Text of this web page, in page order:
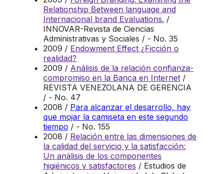
Relationship Between language and
Internacional brand Evaluations. /
INNOVAR-Revista de Ciencias
Administrativas y Sociales / - No. 35
2009 / Endowment Effect ¿Ficción o
realidad?
2009 / Análisis de la relación confianza-
compromiso en la Banca en Internet /
REVISTA VENEZOLANA DE GERENCIA
/ - No. 47
2008 / Para alcanzar el desarrollo, hay
que mojar la camiseta en este segundo
tiempo / - No. 155
2008 / Relación entre las dimensiones de
la calidad del servicio y la satisfacción:
Un análisis de los componentes
higiénicos y satisfactores / Estudios de